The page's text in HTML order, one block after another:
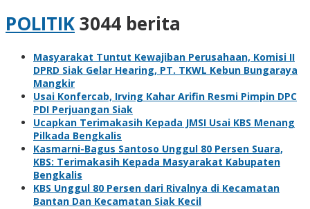
POLITIK3044 berita
Masyarakat Tuntut Kewajiban Perusahaan, Komisi II
DPRD Siak Gelar Hearing, PT. TKWL Kebun Bungaraya
Mangkir
Usai Konfercab, Irving Kahar Arifin Resmi Pimpin DPC
PDI Perjuangan Siak
Ucapkan Terimakasih Kepada JMSI Usai KBS Menang
Pilkada Bengkalis
Kasmarni-Bagus Santoso Unggul 80 Persen Suara,
KBS: Terimakasih Kepada Masyarakat Kabupaten
Bengkalis
KBS Unggul 80 Persen dari Rivalnya di Kecamatan
Bantan Dan Kecamatan Siak Kecil